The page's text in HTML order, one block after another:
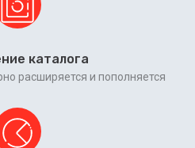
каталога
расширяется и пополняется